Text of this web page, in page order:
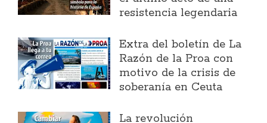
resistencia legendaria
Extra del boletín de La
Razón de la Proa con
motivo de la crisis de
soberanía en Ceuta
La revolución